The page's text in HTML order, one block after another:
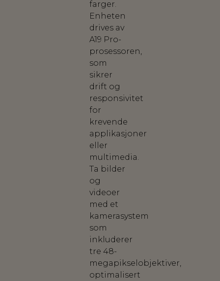
farger.
Enheten
drives av
A19 Pro-
prosessoren,
som
sikrer
drift og
responsivitet
for
krevende
applikasjoner
eller
multimedia.
Ta bilder
og
videoer
med et
kamerasystem
som
inkluderer
tre 48-
megapikselobjektiver,
optimalisert